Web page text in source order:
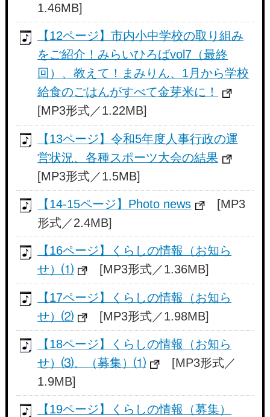
1.46MB]
【12ページ】市内小中学校の取り組み
をご紹介！みらいひろばvol7（最終
回）、教えて！まみりん、1月から学校
給食のごはんがすべて金芽米に！
[MP3形式／1.22MB]
【13ページ】令和5年度人事行政の運
営状況、各種スポーツ大会の結果
[MP3形式／1.5MB]
【14-15ページ】Photo news
[MP3
形式／2.4MB]
【16ページ】くらしの情報（お知ら
せ）⑴
[MP3形式／1.36MB]
【17ページ】くらしの情報（お知ら
せ）⑵
[MP3形式／1.98MB]
【18ページ】くらしの情報（お知ら
せ）⑶、（募集）⑴
[MP3形式／
1.9MB]
【19ページ】くらしの情報（募集）